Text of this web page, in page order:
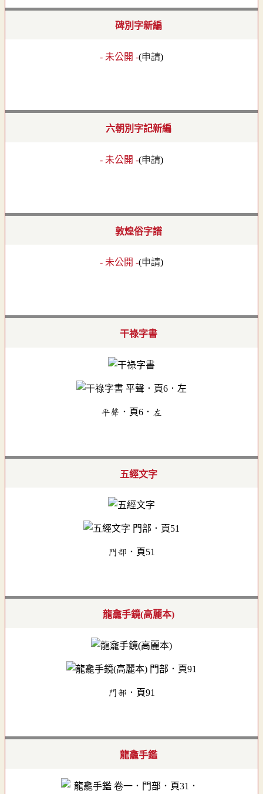
碑別字新編
- 未公開 -(申請)
六朝別字記新編
- 未公開 -(申請)
敦煌俗字譜
- 未公開 -(申請)
干祿字書
平聲．頁6．左
五經文字
門部．頁51
龍龕手鏡(高麗本)
門部．頁91
龍龕手鑑